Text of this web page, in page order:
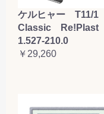
ケルヒャー T11/1
Classic Re!Plast
1.527-210.0
￥29,260